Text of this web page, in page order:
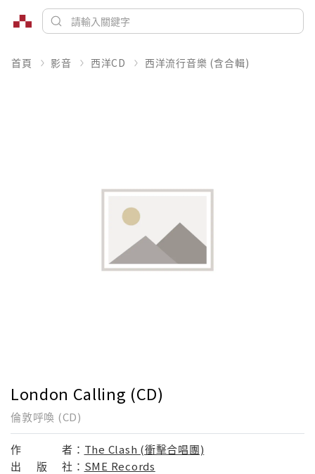
首頁 影音 西洋CD 西洋流行音樂 (含合輯)
London Calling (CD)
倫敦呼喚 (CD)
作 者： The Clash (衝擊合唱團)
出
版 社： SME Records